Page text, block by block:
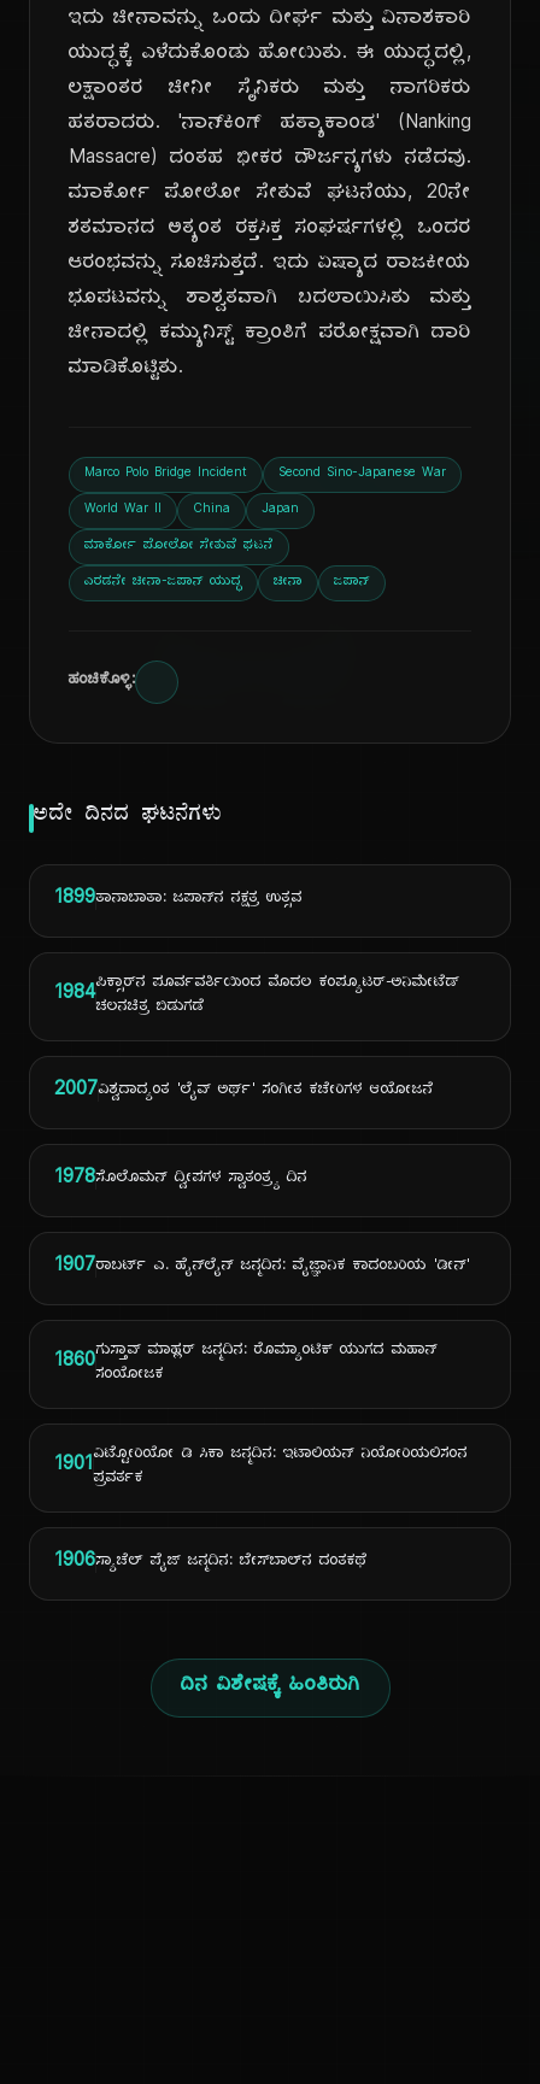
ದಿ
ಇದು ಚೀನಾವನ್ನು ಒಂದು ದೀರ್ಘ ಮತ್ತು ವಿನಾಶಕಾರಿ
ಯುದ್ಧಕ್ಕೆ ಎಳೆದುಕೊಂಡು ಹೋಯಿತು. ಈ ಯುದ್ಧದಲ್ಲಿ,
ಲಕ್ಷಾಂತರ ಚೀನೀ ಸೈನಿಕರು ಮತ್ತು ನಾಗರಿಕರು
ಹತರಾದರು. 'ನಾನ್‌ಕಿಂಗ್ ಹತ್ಯಾಕಾಂಡ' (Nanking
Massacre) ದಂತಹ ಭೀಕರ ದೌರ್ಜನ್ಯಗಳು ನಡೆದವು.
ಮಾರ್ಕೋ ಪೋಲೋ ಸೇತುವೆ ಘಟನೆಯು, 20ನೇ
ಶತಮಾನದ ಅತ್ಯಂತ ರಕ್ತಸಿಕ್ತ ಸಂಘರ್ಷಗಳಲ್ಲಿ ಒಂದರ
ಆರಂಭವನ್ನು ಸೂಚಿಸುತ್ತದೆ. ಇದು ಏಷ್ಯಾದ ರಾಜಕೀಯ
ಭೂಪಟವನ್ನು ಶಾಶ್ವತವಾಗಿ ಬದಲಾಯಿಸಿತು ಮತ್ತು
ಚೀನಾದಲ್ಲಿ ಕಮ್ಯುನಿಸ್ಟ್ ಕ್ರಾಂತಿಗೆ ಪರೋಕ್ಷವಾಗಿ ದಾರಿ
ಮಾಡಿಕೊಟ್ಟಿತು.
Marco Polo Bridge Incident Second Sino-Japanese War
World War II China Japan
ಮಾರ್ಕೋ ಪೋಲೋ ಸೇತುವೆ ಘಟನೆ
ಎರಡನೇ ಚೀನಾ-ಜಪಾನ್ ಯುದ್ಧ ಚೀನಾ ಜಪಾನ್
ಹಂಚಿಕೊಳ್ಳಿ:
ಅದೇ ದಿನದ ಘಟನೆಗಳು
1899ತಾನಾಬಾತಾ: ಜಪಾನ್‌ನ ನಕ್ಷತ್ರ ಉತ್ಸವ
1984ಪಿಕ್ಸಾರ್‌ನ ಪೂರ್ವವರ್ತಿಯಿಂದ ಮೊದಲ ಕಂಪ್ಯೂಟರ್-ಅನಿಮೇಟೆಡ್
ಚಲನಚಿತ್ರ ಬಿಡುಗಡೆ
2007ವಿಶ್ವದಾದ್ಯಂತ 'ಲೈವ್ ಅರ್ಥ್' ಸಂಗೀತ ಕಚೇರಿಗಳ ಆಯೋಜನೆ
1978ಸೊಲೊಮನ್ ದ್ವೀಪಗಳ ಸ್ವಾತಂತ್ರ್ಯ ದಿನ
1907ರಾಬರ್ಟ್ ಎ. ಹೈನ್‌ಲೈನ್ ಜನ್ಮದಿನ: ವೈಜ್ಞಾನಿಕ ಕಾದಂಬರಿಯ 'ಡೀನ್'
1860ಗುಸ್ತಾವ್ ಮಾಹ್ಲರ್ ಜನ್ಮದಿನ: ರೊಮ್ಯಾಂಟಿಕ್ ಯುಗದ ಮಹಾನ್
ಸಂಯೋಜಕ
1901ವಿಟ್ಟೋರಿಯೋ ಡಿ ಸಿಕಾ ಜನ್ಮದಿನ: ಇಟಾಲಿಯನ್ ನಿಯೋರಿಯಲಿಸಂನ
ಪ್ರವರ್ತಕ
1906ಸ್ಯಾಚೆಲ್ ಪೈಜ್ ಜನ್ಮದಿನ: ಬೇಸ್‌ಬಾಲ್‌ನ ದಂತಕಥೆ
ದಿನ ವಿಶೇಷಕ್ಕೆ ಹಿಂತಿರುಗಿ